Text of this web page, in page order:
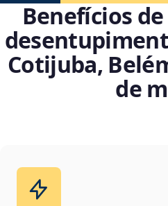
Benefícios
Cotijuba,
de